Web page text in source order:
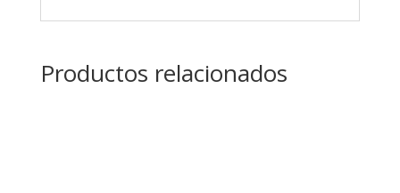
Productos relacionados